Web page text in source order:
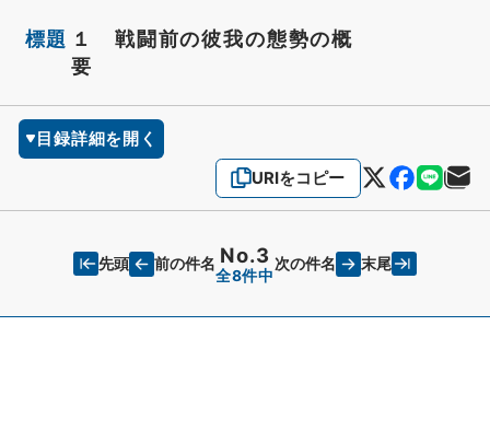
標題 １ 戦闘前の彼我の態勢の概
要
目録詳細を開く
URIをコピー
先頭 前の件名 No.3
全8件中
次の件名 末尾